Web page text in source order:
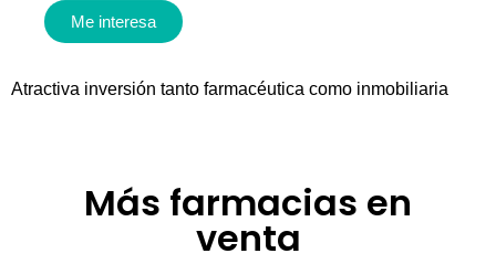
Me interesa
Atractiva inversión tanto farmacéutica como inmobiliaria
Más farmacias en
venta